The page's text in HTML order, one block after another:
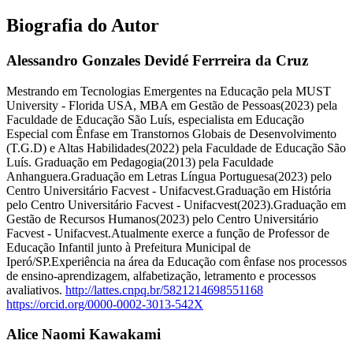
Biografia do Autor
Alessandro Gonzales Devidé Ferrreira da Cruz
Mestrando em Tecnologias Emergentes na Educação pela MUST
University - Florida USA, MBA em Gestão de Pessoas(2023) pela
Faculdade de Educação São Luís, especialista em Educação
Especial com Ênfase em Transtornos Globais de Desenvolvimento
(T.G.D) e Altas Habilidades(2022) pela Faculdade de Educação São
Luís. Graduação em Pedagogia(2013) pela Faculdade
Anhanguera.Graduação em Letras Língua Portuguesa(2023) pelo
Centro Universitário Facvest - Unifacvest.Graduação em História
pelo Centro Universitário Facvest - Unifacvest(2023).Graduação em
Gestão de Recursos Humanos(2023) pelo Centro Universitário
Facvest - Unifacvest.Atualmente exerce a função de Professor de
Educação Infantil junto à Prefeitura Municipal de
Iperó/SP.Experiência na área da Educação com ênfase nos processos
de ensino-aprendizagem, alfabetização, letramento e processos
avaliativos. http://lattes.cnpq.br/5821214698551168
https://orcid.org/0000-0002-3013-542X
Alice Naomi Kawakami